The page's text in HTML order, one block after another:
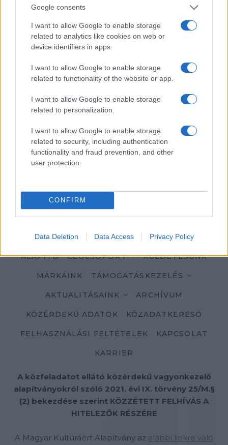
Google consents
I want to allow Google to enable storage
related to analytics like cookies on web or
device identifiers in apps.
I want to allow Google to enable storage
related to functionality of the website or app.
I want to allow Google to enable storage
related to personalization.
I want to allow Google to enable storage
related to security, including authentication
functionality and fraud prevention, and other
user protection.
CONFIRM
Data Deletion Data Access Privacy Policy
ALAPÍTÓ CÉGCSOPORT KÜLDETÉSÜNK
MÁRKÁINK TÁMOGATÁSKEZELÉS
AKTUALITÁSAINK ARCHÍVUM
KÖZÉRDEKŰ ADATOK KÖZADATKERESŐ
FELHASZNÁLÁSI FELTÉTELEK KAPCSOLAT
KARRIER
A közfeladatot ellátó közérdekű vagyonkezelő
alapítványokról szóló 2021. évi IX. törvény 25/M.§
(2) bekezdése szerint KÖZZÉTETT FELHÍVÁS A
HITELEZŐK RÉSZÉRE
A Magyar Kultúráért Alapítvány az alábbi linkre való